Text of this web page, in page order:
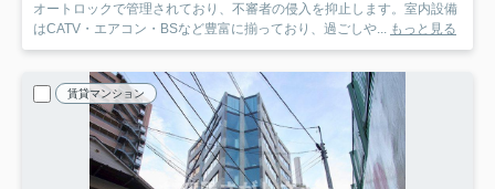
オートロックで管理されており、不審者の侵入を抑止します。室内設備
はCATV・エアコン・BSなど豊富に揃っており、過ごしや... もっと見る
賃貸マンション